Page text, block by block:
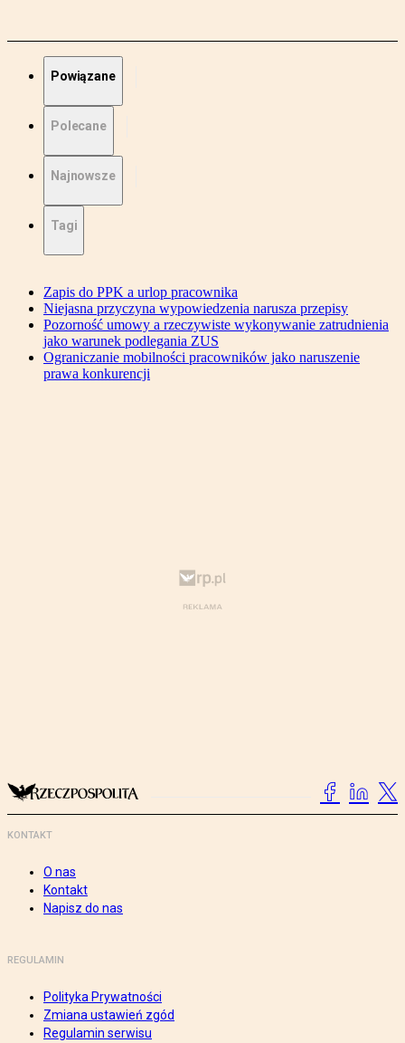
Powiązane
Polecane
Najnowsze
Tagi
Zapis do PPK a urlop pracownika
Niejasna przyczyna wypowiedzenia narusza przepisy
Pozorność umowy a rzeczywiste wykonywanie zatrudnienia
jako warunek podlegania ZUS
Ograniczanie mobilności pracowników jako naruszenie
prawa konkurencji
KONTAKT
O nas
Kontakt
Napisz do nas
REGULAMIN
Polityka Prywatności
Zmiana ustawień zgód
Regulamin serwisu